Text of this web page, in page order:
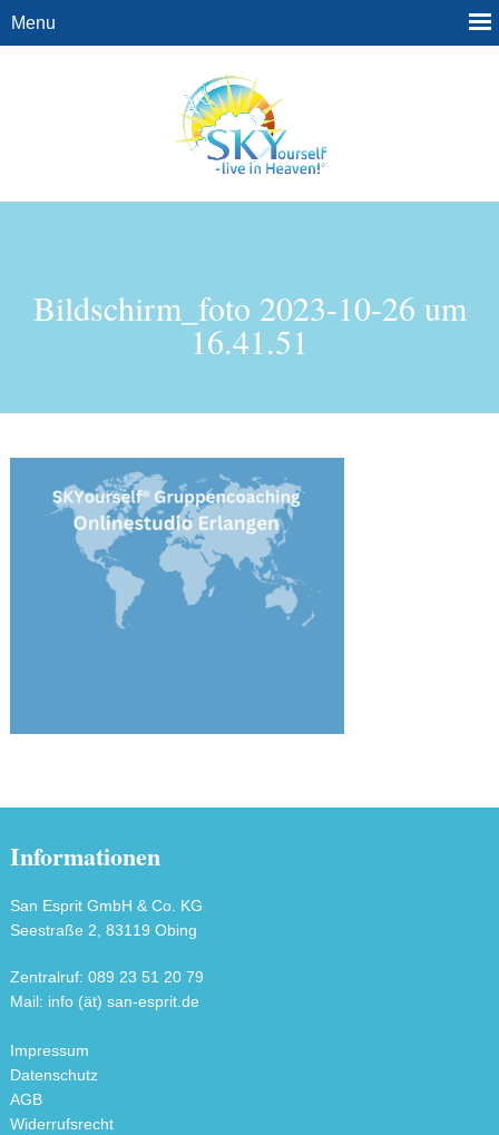
Bildschirm_foto 2023-10-26 um
16.41.51
Informationen
San Esprit GmbH & Co. KG
Seestraße 2, 83119 Obing
Zentralruf: 089 23 51 20 79
Mail: info (ät) san-esprit.de
Impressum
Datenschutz
AGB
Widerrufsrecht